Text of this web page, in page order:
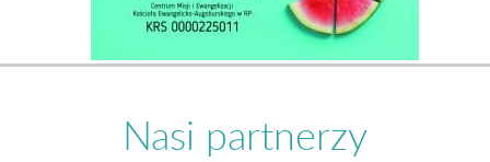
Nasi partnerzy